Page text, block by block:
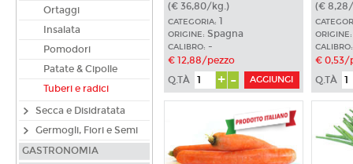
Ortaggi
Insalata
Pomodori
Patate & Cipolle
Tuberi e radici
Secca e Disidratata
Germogli, Fiori e Semi
GASTRONOMIA
(€ 36,80/kg.)
CATEGORIA: 1
ORIGINE: Spagna
CALIBRO: -
€ 12,88/pezzo
Q.TÀ
+ -
(€
ORIGINE:
CALIBRO:
€ 0,53/
Q.TÀ